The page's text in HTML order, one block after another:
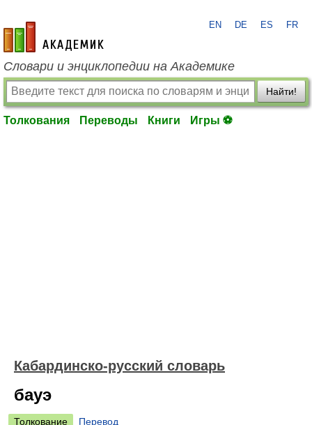
academic.ru
EN DE ES FR
Словари и энциклопедии на Академике
Найти!
Толкования Переводы Книги Игры ⚽
Кабардинско-русский словарь
бауэ
Толкование
Перевод